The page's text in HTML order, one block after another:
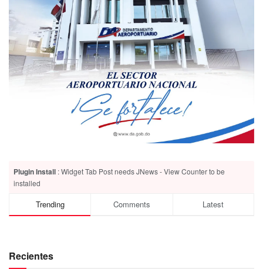
Plugin Install : Widget Tab Post needs JNews - View Counter to be
installed
Trending Comments Latest
Recientes